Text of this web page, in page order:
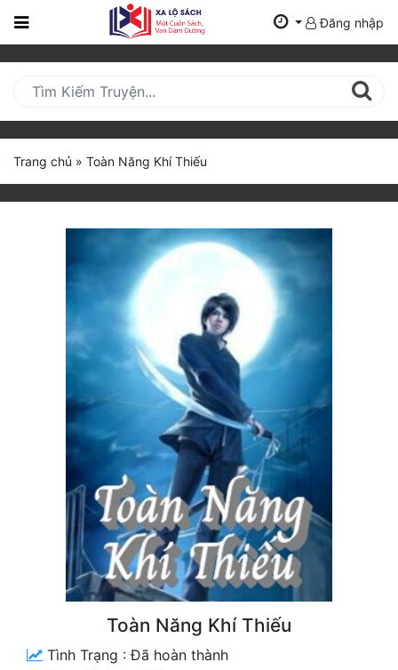
Trang
Mới
Cập
Nhật
(current)
Hoàn Thành
Truyện Convert
Truyện Dịch
Truyện Nhập Môn
Truyện ngắn
Đăng nhập
Trang chủ » Toàn Năng Khí Thiếu
Toàn Năng Khí Thiếu
Tình Trạng :Đã hoàn thành